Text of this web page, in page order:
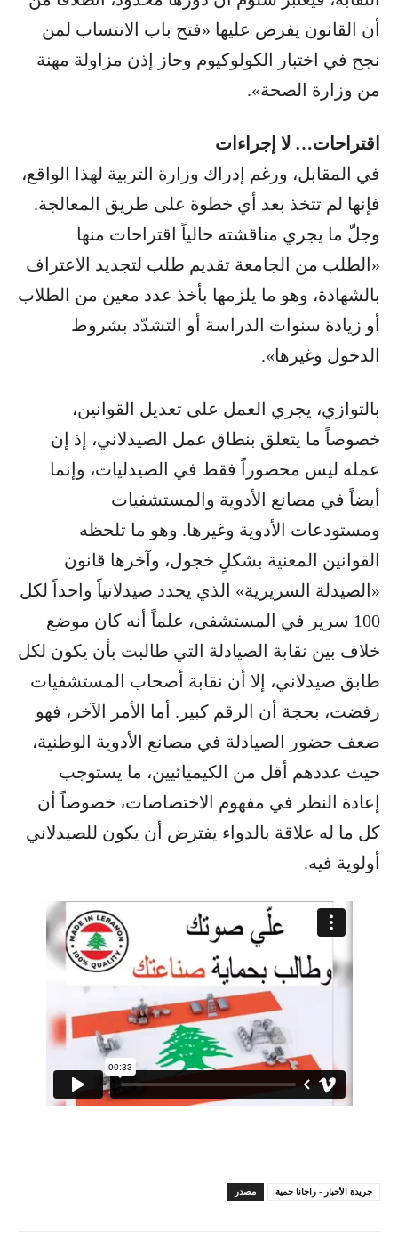
أن القانون يفرض عليها «فتح باب الانتساب لمن
نجح في اختبار الكولوكيوم وحاز إذن مزاولة مهنة
من وزارة الصحة».
اقتراحات… لا إجراءات
في المقابل، ورغم إدراك وزارة التربية لهذا الواقع،
فإنها لم تتخذ بعد أي خطوة على طريق المعالجة.
وجلّ ما يجري مناقشته حالياً اقتراحات منها
«الطلب من الجامعة تقديم طلب لتجديد الاعتراف
بالشهادة، وهو ما يلزمها بأخذ عدد معين من الطلاب
أو زيادة سنوات الدراسة أو التشدّد بشروط
الدخول وغيرها».
بالتوازي، يجري العمل على تعديل القوانين،
خصوصاً ما يتعلق بنطاق عمل الصيدلاني، إذ إن
عمله ليس محصوراً فقط في الصيدليات، وإنما
أيضاً في مصانع الأدوية والمستشفيات
ومستودعات الأدوية وغيرها. وهو ما تلحظه
القوانين المعنية بشكلٍ خجول، وآخرها قانون
«الصيدلة السريرية» الذي يحدد صيدلانياً واحداً لكل
100 سرير في المستشفى، علماً أنه كان موضع
خلاف بين نقابة الصيادلة التي طالبت بأن يكون لكل
طابق صيدلاني، إلا أن نقابة أصحاب المستشفيات
رفضت، بحجة أن الرقم كبير. أما الأمر الآخر، فهو
ضعف حضور الصيادلة في مصانع الأدوية الوطنية،
حيث عددهم أقل من الكيميائيين، ما يستوجب
إعادة النظر في مفهوم الاختصاصات، خصوصاً أن
كل ما له علاقة بالدواء يفترض أن يكون للصيدلاني
أولوية فيه.
مصدر جريدة الأخبار - راجانا حمية